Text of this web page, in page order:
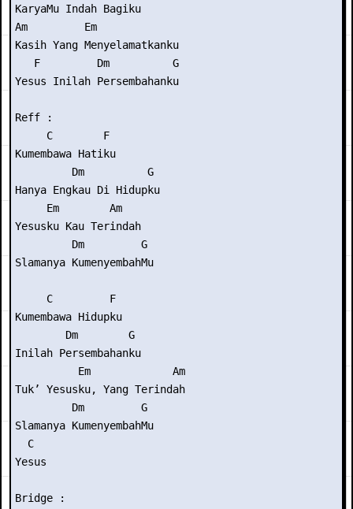
KaryaMu Indah Bagiku
Am         Em
Kasih Yang Menyelamatkanku
   F         Dm          G
Yesus Inilah Persembahanku
Reff :
     C        F
Kumembawa Hatiku
         Dm          G
Hanya Engkau Di Hidupku
     Em        Am
Yesusku Kau Terindah
         Dm         G
Slamanya KumenyembahMu
     C         F
Kumembawa Hidupku
        Dm        G
Inilah Persembahanku
          Em             Am
Tuk’ Yesusku, Yang Terindah
         Dm         G
Slamanya KumenyembahMu
  C
Yesus
Bridge :